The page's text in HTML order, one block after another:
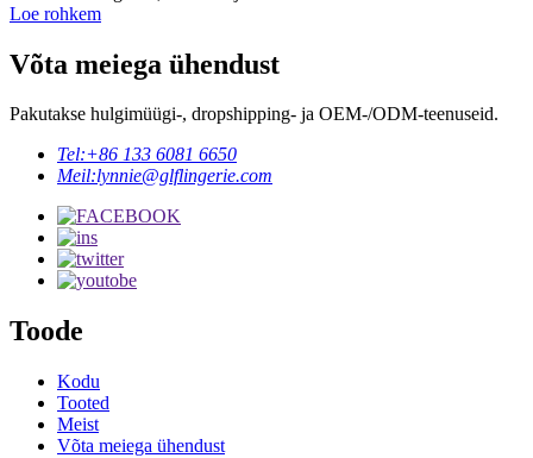
Loe rohkem
Võta meiega ühendust
Pakutakse hulgimüügi-, dropshipping- ja OEM-/ODM-teenuseid.
Tel:+86 133 6081 6650
Meil:lynnie@glflingerie.com
Toode
Kodu
Tooted
Meist
Võta meiega ühendust